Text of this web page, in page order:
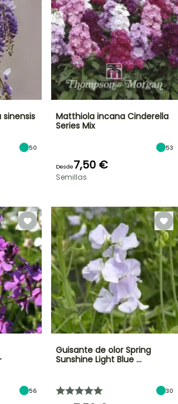
sinensis
50
Matthiola incana Cinderella
Series Mix
53
Desde7,50 €
Semillas
56
Guisante de olor Spring
Sunshine Light Blue …
30